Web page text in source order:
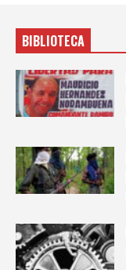
BIBLIOTECA